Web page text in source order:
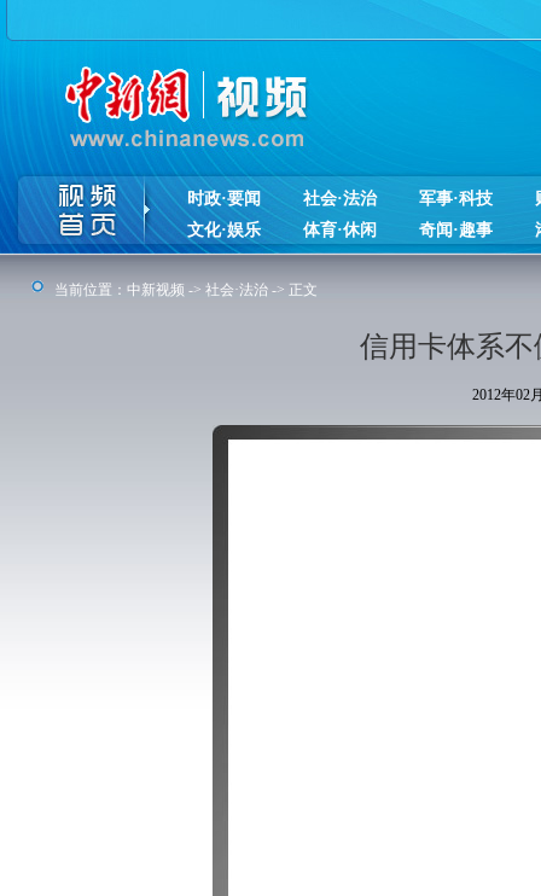
时政·要闻 社会·法治 军事·科技
文化·娱乐
体育·休闲 奇闻·趣事
当前位置： 中新视频 -> 社会·法治 -> 正文
信用卡体系
2012年02